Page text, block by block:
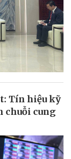
Tín hiệu kỹ
chuỗi cung